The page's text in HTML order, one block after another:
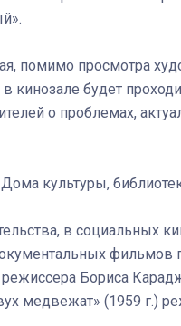
помимо просмотра
кинозале будет
о проблемах,
Дома культуры,
в социальных
фильмов
Бориса
медвежат» (1959 г.)